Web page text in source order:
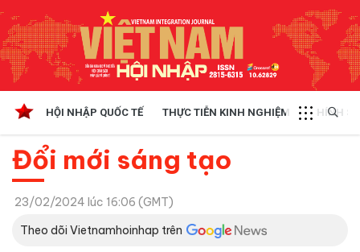
HỘI NHẬP QUỐC TẾ THỰC TIỄN KINH NGHIỆM CHÍNH
Đổi mới sáng tạo
23/02/2024 lúc 16:06 (GMT)
Theo dõi Vietnamhoinhap trên